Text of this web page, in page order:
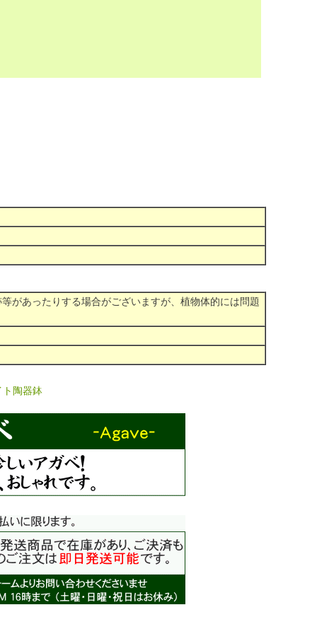
があったりする場合がございますが、植物体的には問題
ト陶器鉢